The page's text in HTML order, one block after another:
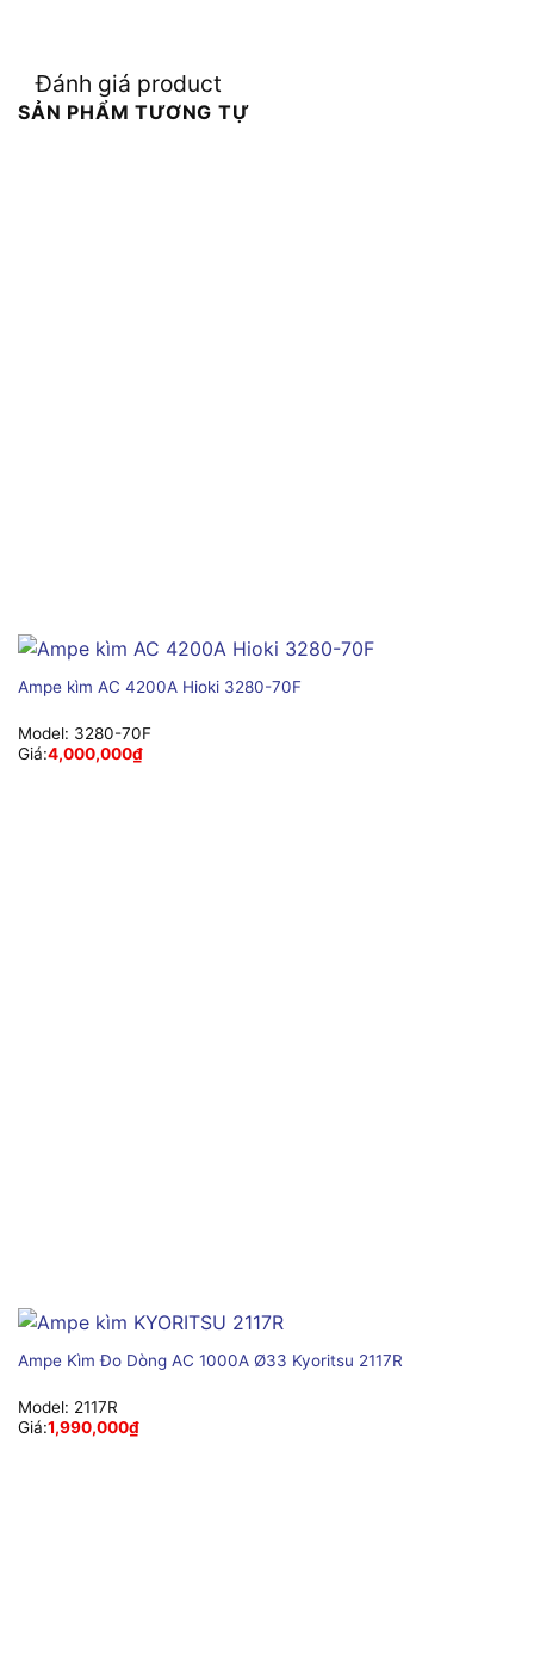
Đánh giá product
SẢN PHẨM TƯƠNG TỰ
Ampe kìm AC 4200A Hioki 3280-70F
Model: 3280-70F
Giá:4,000,000₫
Ampe Kìm Đo Dòng AC 1000A Ø33 Kyoritsu 2117R
Model: 2117R
Giá:1,990,000₫